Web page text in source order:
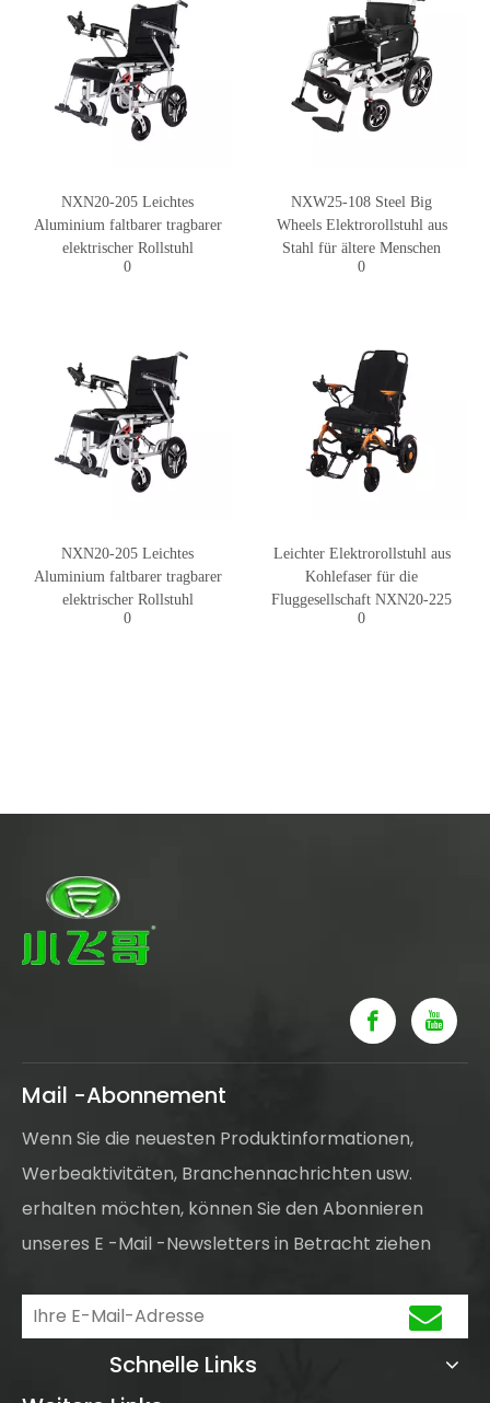
NXN20-205 Leichtes
Aluminium faltbarer tragbarer
elektrischer Rollstuhl
0
NXW25-108 Steel Big
Wheels Elektrorollstuhl aus
Stahl für ältere Menschen
0
NXN20-205 Leichtes
Aluminium faltbarer tragbarer
elektrischer Rollstuhl
0
Leichter Elektrorollstuhl aus
Kohlefaser für die
Fluggesellschaft NXN20-225
0
Mail -Abonnement
Wenn Sie die neuesten Produktinformationen,
Werbeaktivitäten, Branchennachrichten usw.
erhalten möchten, können Sie den Abonnieren
unseres E -Mail -Newsletters in Betracht ziehen
Schnelle Links